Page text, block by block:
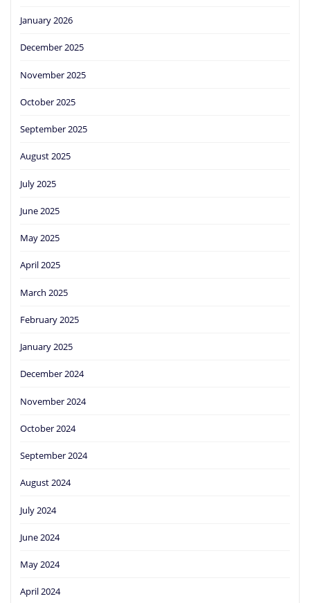
January 2026
December 2025
November 2025
October 2025
September 2025
August 2025
July 2025
June 2025
May 2025
April 2025
March 2025
February 2025
January 2025
December 2024
November 2024
October 2024
September 2024
August 2024
July 2024
June 2024
May 2024
April 2024